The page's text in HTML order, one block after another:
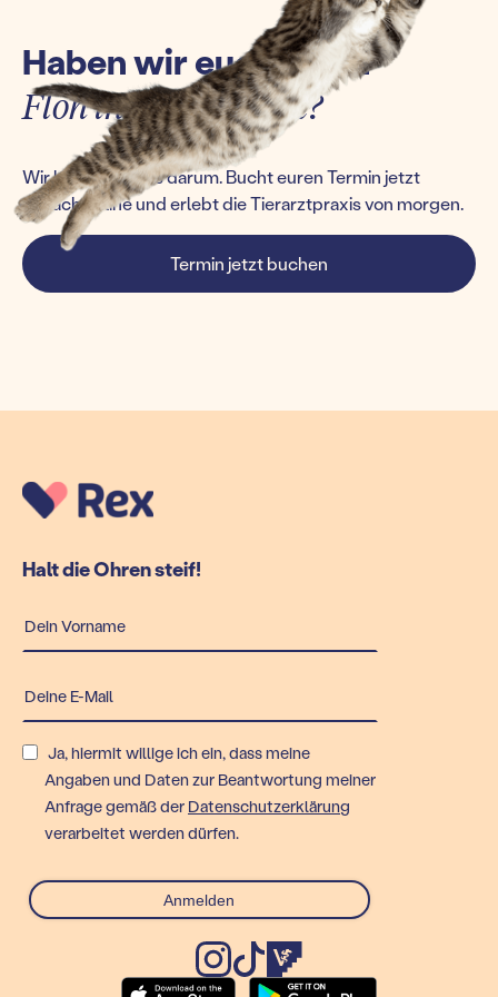
Haben wir euch einen
Floh ins Ohr gesetzt?
Wir kümmern uns darum. Bucht euren Termin jetzt
einfach online und erlebt die Tierarztpraxis von morgen.
Termin jetzt buchen
Halt die Ohren steif!
Ja, hiermit willige ich ein, dass meine
Angaben und Daten zur Beantwortung meiner
Anfrage gemäß der Datenschutzerklärung
verarbeitet werden dürfen.